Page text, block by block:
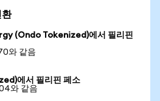
환
(Ondo Tokenized)에서 필리핀
와 같음
에서 필리핀 페소
와 같음